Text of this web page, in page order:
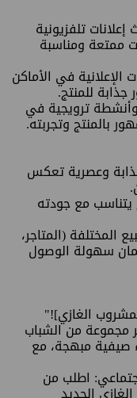
إعلانات تلفزيونية
ممتعة ومناسبة
الإعلانية في الأماكن
للمنتج.
وأنشطة ترويجية في
بالمنتج وتجربته.
وعصرية تعكس
مع جودته
المختلفة (المتاجر،
سهولة الوصول
الغازي]!"
مجموعة من الشباب
صيفية مبهجة، مع
اطلب من